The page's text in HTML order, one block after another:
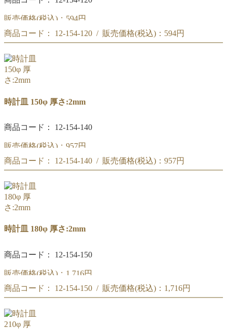
販売価格(税込)： 594円
時計皿 120φ
商品コード： 12-154-120 / 販売価格(税込)： 594円
時計皿 120φ
時計皿 150φ 厚さ:2mm
商品コード： 12-154-140
販売価格(税込)： 957円
時計皿 150φ
商品コード： 12-154-140 / 販売価格(税込)： 957円
時計皿 150φ
時計皿 180φ 厚さ:2mm
商品コード： 12-154-150
販売価格(税込)： 1,716円
時計皿 180φ
商品コード： 12-154-150 / 販売価格(税込)： 1,716円
時計皿 180φ